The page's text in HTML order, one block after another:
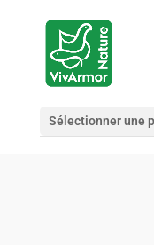
Sélectionner une